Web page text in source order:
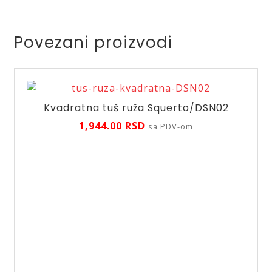
Povezani proizvodi
Kvadratna tuš ruža Squerto/DSN02
1,944.00 RSD sa PDV-om